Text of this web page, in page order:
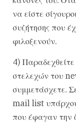
να είστε
συζήτησης που
φιλοξενούν.
4)
στελεχών του
συμμετάσχετε.
mail list
που έφαγαν την